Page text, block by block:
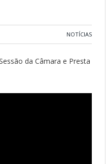
NOTÍCIAS
da Câmara e Presta